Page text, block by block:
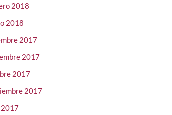
2018
2018
2017
2017
2017
2017